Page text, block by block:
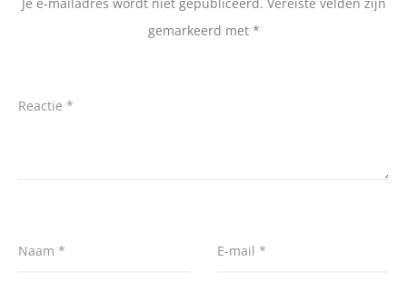
gemarkeerd met *
Reactie *
Naam * E-mail *